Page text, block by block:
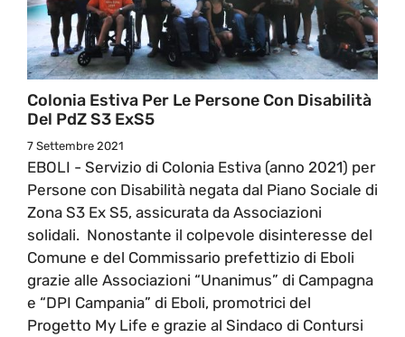
Colonia Estiva Per Le Persone Con Disabilità
Del PdZ S3 ExS5
7 Settembre 2021
EBOLI - Servizio di Colonia Estiva (anno 2021) per
Persone con Disabilità negata dal Piano Sociale di
Zona S3 Ex S5, assicurata da Associazioni
solidali. Nonostante il colpevole disinteresse del
Comune e del Commissario prefettizio di Eboli
grazie alle Associazioni “Unanimus” di Campagna
e “DPI Campania” di Eboli, promotrici del
Progetto My Life e grazie al Sindaco di Contursi